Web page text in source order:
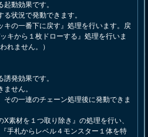
動効果です。
状況で発動できます。
キの一番下に戻す』処理を行います。戻
キから１枚ドローする』処理を行いま
れません。）
発効果です。
せん。
の一連のチェーン処理後に発動できま
素材を１つ取り除き』の処理を行い、
手札からレベル４モンスター１体を特